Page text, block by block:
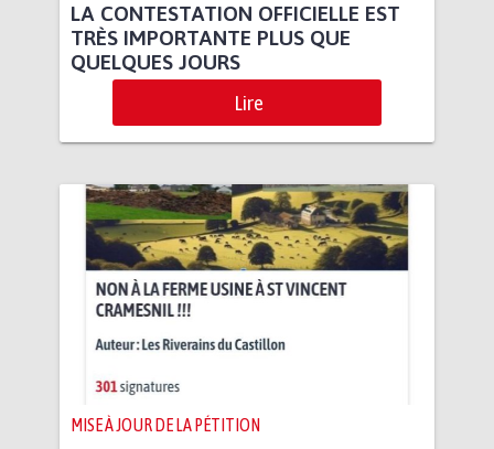
LA CONTESTATION OFFICIELLE EST
TRÈS IMPORTANTE PLUS QUE
QUELQUES JOURS
Lire
MISE À JOUR DE LA PÉTITION